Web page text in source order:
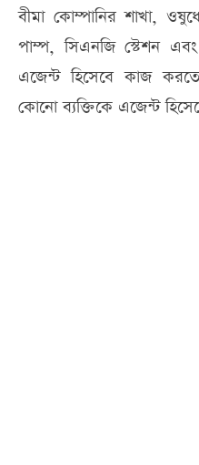
বীমা কোম্পানির শাখা,
পাম্প, সিএনজি স্টেশন
এজেন্ট হিসেবে কাজ করতে
কোনো ব্যক্তিকে এজেন্ট